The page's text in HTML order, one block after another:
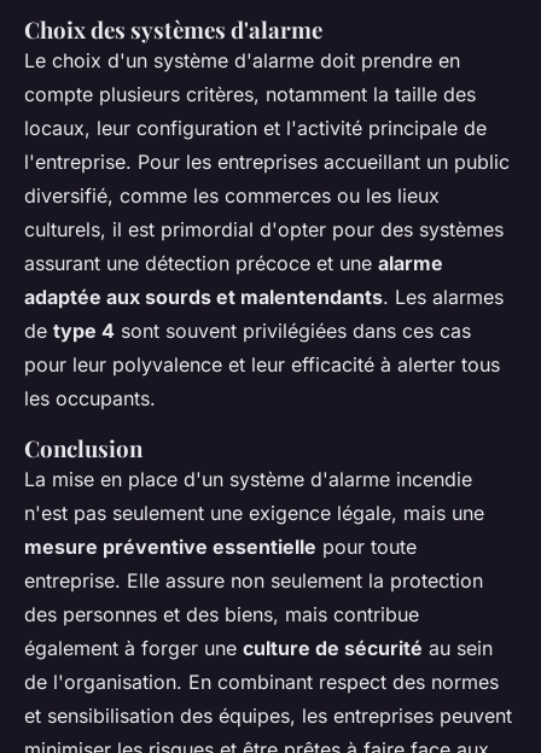
Choix des systèmes d'alarme
Le choix d'un système d'alarme doit prendre en
compte plusieurs critères, notamment la taille des
locaux, leur configuration et l'activité principale de
l'entreprise. Pour les entreprises accueillant un public
diversifié, comme les commerces ou les lieux
culturels, il est primordial d'opter pour des systèmes
assurant une détection précoce et une alarme
adaptée aux sourds et malentendants. Les alarmes
de type 4 sont souvent privilégiées dans ces cas
pour leur polyvalence et leur efficacité à alerter tous
les occupants.
Conclusion
La mise en place d'un système d'alarme incendie
n'est pas seulement une exigence légale, mais une
mesure préventive essentielle pour toute
entreprise. Elle assure non seulement la protection
des personnes et des biens, mais contribue
également à forger une culture de sécurité au sein
de l'organisation. En combinant respect des normes
et sensibilisation des équipes, les entreprises peuvent